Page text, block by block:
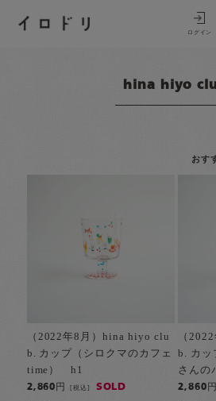
イロドリ
ログイン
hina hiyo
おす
（2022年8月）hina hiyo clu
b. カップ（シロクマのカフェ
time） h1
2,860円[税込] SOLD
（
b. カッ
さん
2,860円